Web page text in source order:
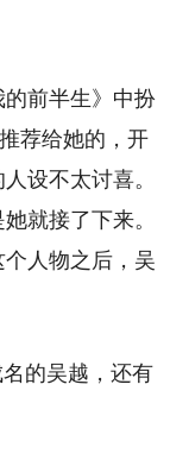
前半生》中扮
荐给她的，开
设不太讨喜。
就接了下来。
人物之后，吴